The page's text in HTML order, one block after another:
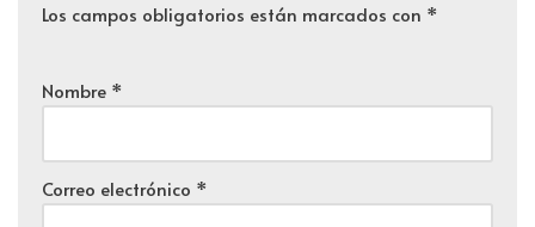
Los campos obligatorios están marcados con *
Nombre *
Correo electrónico *